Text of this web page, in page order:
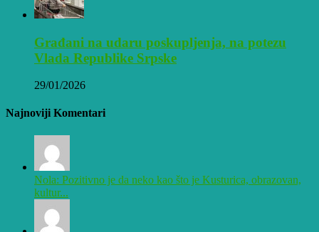
Građani na udaru poskupljenja, na potezu
Vlada Republike Srpske
29/01/2026
Najnoviji Komentari
Nola: Pozitivno je da neko kao što je Kusturica, obrazovan,
kultur...